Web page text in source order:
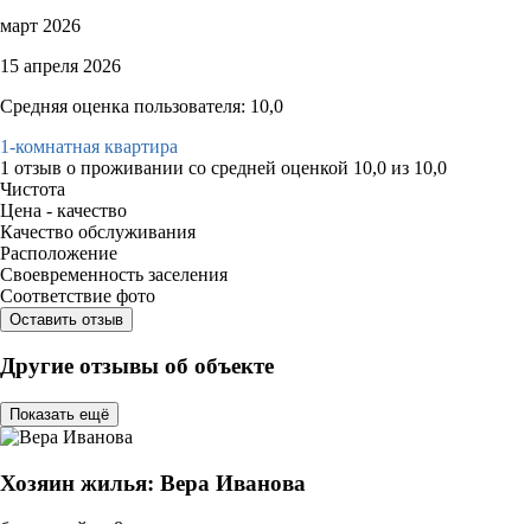
март 2026
15 апреля 2026
Средняя оценка пользователя: 10,0
1-комнатная квартира
1 отзыв о проживании со средней оценкой 10,0 из 10,0
Чистота
Цена - качество
Качество обслуживания
Расположение
Своевременность заселения
Соответствие фото
Оставить отзыв
Другие отзывы об объекте
Показать ещё
Хозяин жилья: Вера Иванова